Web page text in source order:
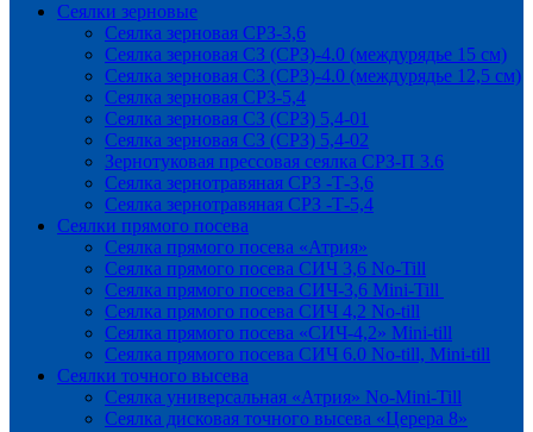
Сеялки зерновые
Сеялка зерновая СРЗ-3,6
Сеялка зерновая СЗ (СРЗ)-4.0 (междурядье 15 см)
Сеялка зерновая СЗ (СРЗ)-4.0 (междурядье 12,5 см)
Сеялка зерновая СРЗ-5,4
Сеялка зерновая СЗ (СРЗ) 5,4-01
Сеялка зерновая СЗ (СРЗ) 5,4-02
Зернотуковая прессовая сеялка СРЗ-П 3.6
Сеялка зернотравяная СРЗ -Т-3,6
Сеялка зернотравяная СРЗ -Т-5,4
Сеялки прямого посева
Сеялка прямого посева «Атрия»
Сеялка прямого посева СИЧ 3,6 No-Till
Сеялка прямого посева СИЧ-3,6 Mini-Till
Сеялка прямого посева СИЧ 4,2 No-till
Сеялка прямого посева «СИЧ-4,2» Mini-till
Сеялка прямого посева СИЧ 6.0 No-till, Mini-till
Сеялки точного высева
Сеялка универсальная «Атрия» No-Mini-Till
Сеялка дисковая точного высева «Церера 8»